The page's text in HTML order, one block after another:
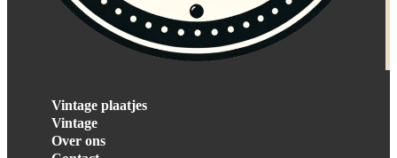
Vintage plaatjes
Vintage
Over ons